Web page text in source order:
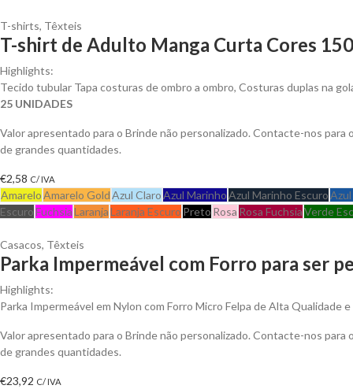
T-shirts, Têxteis
T-shirt de Adulto Manga Curta Cores
Highlights:
Tecido tubular Tapa costuras de ombro a ombro, Costuras duplas na
25 UNIDADES
Valor apresentado para o Brinde não personalizado. Contacte-nos
de grandes quantidades.
€2,58 C/ IVA
AmareloAmarelo GoldAzul ClaroAzul MarinhoAzul Marinho Escuro
EscuroFuchsiaLaranjaLaranja Escuro Preto Rosa Rosa FuchsiaVerde
Casacos, Têxteis
Parka Impermeável com Forro para ser
Highlights:
Parka Impermeável em Nylon com Forro Micro Felpa de Alta Qualidade
Valor apresentado para o Brinde não personalizado. Contacte-nos
de grandes quantidades.
€23,92 C/ IVA